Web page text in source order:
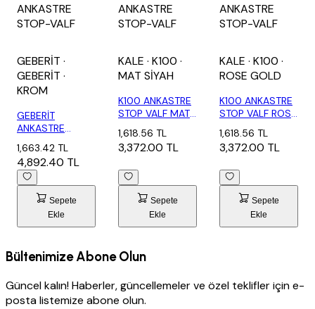
ANKASTRE
STOP-VALF
GEBERİT ·
GEBERİT ·
KROM
GEBERİT
ANKASTRE
VOLAN 616.008...
1,663.42 TL
4,892.40 TL
Sepete
Ekle
ANKASTRE
STOP-VALF
KALE · K100 ·
MAT SİYAH
K100 ANKASTRE
STOP VALF MAT
1,618.56 TL
3,372.00 TL
Sepete
Ekle
ANKASTRE
STOP-VALF
KALE · K100 ·
ROSE GOLD
K100 ANKASTRE
STOP VALF ROSE
1,618.56 TL
3,372.00 TL
Sepete
Ekle
Bültenimize Abone Olun
Güncel kalın! Haberler, güncellemeler ve özel teklifler için e-
posta listemize abone olun.